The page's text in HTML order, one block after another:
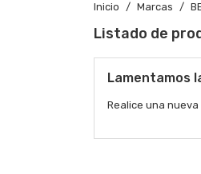
Inicio Marcas
Listado de
Lamentamos
Realice una